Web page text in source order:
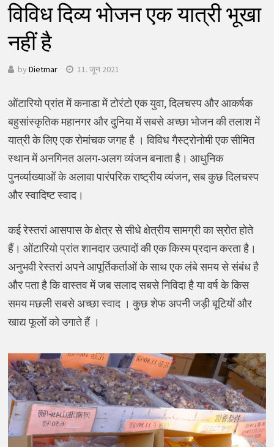
विविध दिव्य भोजन एक यात्री भूखा
नहीं है
by Dietmar 11. जून 2021
ओंटारियो प्रांत में कनाडा में टोरंटो एक युवा, दिलचस्प और आकर्षक
बहुसांस्कृतिक महानगर और दुनिया में सबसे अच्छा भोजन की तलाश में
यात्री के लिए एक रोमांचक जगह है । विविध गैस्ट्रोनोमी एक सीमित
स्थान में अनगिनत अलग-अलग व्यंजन बनाता है। आधुनिक
पुनर्व्याख्याओं के अलावा पारंपरिक राष्ट्रीय व्यंजन, सब कुछ दिलचस्प
और स्वादिष्ट स्वाद।
कई रेस्तरां आसपास के क्षेत्र से सीधे क्षेत्रीय सामग्री का स्रोत होते
हैं। ओंटारियो प्रांत शानदार उत्पादों की एक किस्म प्रदान करता है।
अनुभवी रेस्तरां अपने आपूर्तिकर्ताओं के साथ एक लंबे समय से संबंध है
और पता है कि वास्तव में जब सलाद सबसे निविदा है या वर्ष के किस
समय मछली सबसे अच्छा स्वाद । कुछ शेफ अपनी जड़ी बूटियों और
खाद्य फूलों को उगाते हैं ।